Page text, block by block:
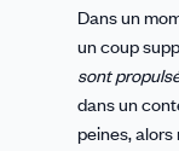
Dans un
un coup
sont
dans un
peines,